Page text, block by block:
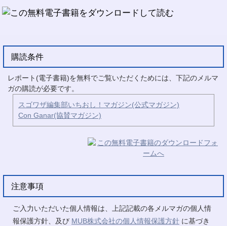
購読条件
レポート(電子書籍)を無料でご覧いただくためには、下記のメルマ
ガの購読が必要です。
スゴワザ編集部いちおし！マガジン(公式マガジン)
Con Ganar(協賛マガジン)
注意事項
ご入力いただいた個人情報は、上記記載の各メルマガの個人情
報保護方針、及び MUB株式会社の個人情報保護方針 に基づき